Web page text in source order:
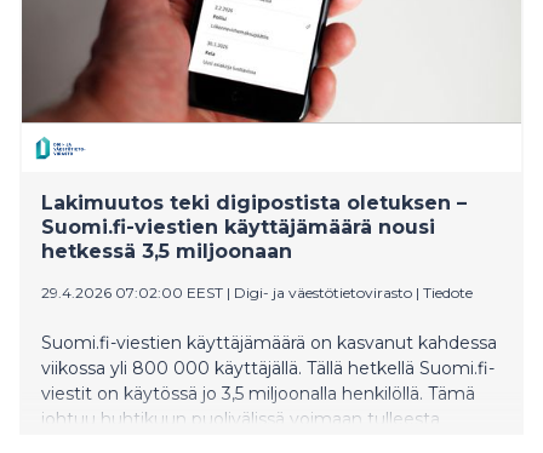
Lakimuutos teki digipostista oletuksen –
Suomi.fi-viestien käyttäjämäärä nousi
hetkessä 3,5 miljoonaan
29.4.2026 07:02:00 EEST | Digi- ja väestötietovirasto | Tiedote
Suomi.fi-viestien käyttäjämäärä on kasvanut kahdessa
viikossa yli 800 000 käyttäjällä. Tällä hetkellä Suomi.fi-
viestit on käytössä jo 3,5 miljoonalla henkilöllä. Tämä
johtuu huhtikuun puolivälissä voimaan tulleesta